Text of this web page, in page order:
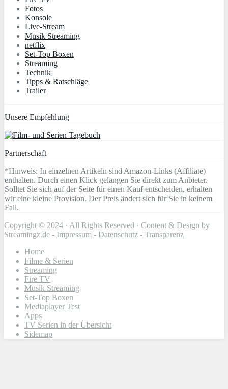
Fotos
Konsole
Live-Stream
Musik Streaming
netflix
Set-Top Boxen
Streaming
Technik
Tipps & Ratschläge
Trailer
Unsere Empfehlung
Partnerschaft
*Hinweis: In einzelnen Artikeln sind Amazon-Links (Affiliate)
enthalten. Durch einen Klick gelangen Sie direkt zum Anbieter.
Solltet Sie sich auf der Seite für einen Kauf entscheiden, erhalten
wir eine kleine Provision. Der Preis ändert sich für Sie in keinem
Fall.
Copyright © 2024 · All Rights Reserved · Content & Design by
Streamingz.de - Impressum - Datenschutz - Transparenz
Home
Filme & Serien
Streaming
Fire TV
Musik Streaming
Set-Top Boxen
Mediaplayer Test
Apps
TV Serien in der Übersicht
Sidemap